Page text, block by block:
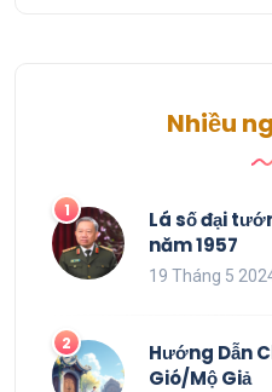
Nhiều
Lá số đại
năm 1957
19 Tháng 5
Hướng Dẫn
Gió/Mộ Giả